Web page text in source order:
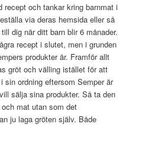
och tankar kring barnmat i
via deras hemsida eller så
dig när ditt barn blir 6 månader.
recept i slutet, men i grunden
produkter är. Framför allt
gröt och välling istället för att
sin ordning eftersom Semper är
sälja sina produkter. Så ta den
mat utan som det
ju laga gröten själv. Både